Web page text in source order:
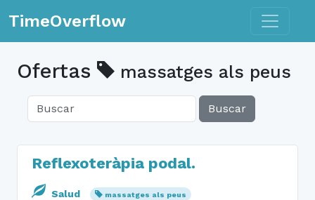
TimeOverflow Toggle
Ofertas massatges als peus
Buscar
Reflexoteràpia podal.
Salud massatges als peus